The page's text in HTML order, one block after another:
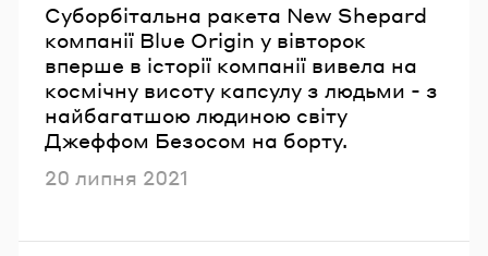
Суборбітальна ракета New Shepard
компанії Blue Origin у вівторок
вперше в історії компанії вивела на
космічну висоту капсулу з людьми - з
найбагатшою людиною світу
Джеффом Безосом на борту.
Опубліковано
20 липня 2021